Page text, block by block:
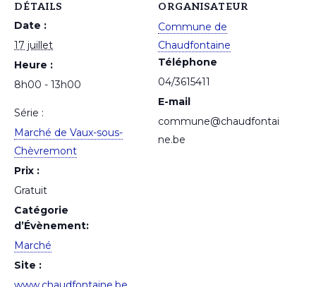
DÉTAILS
Date :
17 juillet
Heure :
8h00 - 13h00
Série :
Marché de Vaux-sous-
Chèvremont
Prix :
Gratuit
Catégorie
d’Évènement:
Marché
Site :
ORGANISATEUR
Commune de
Chaudfontaine
Téléphone
04/3615411
E-mail
commune@chaudfontai
ne.be